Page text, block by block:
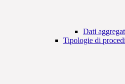
Dati
Tipologie di